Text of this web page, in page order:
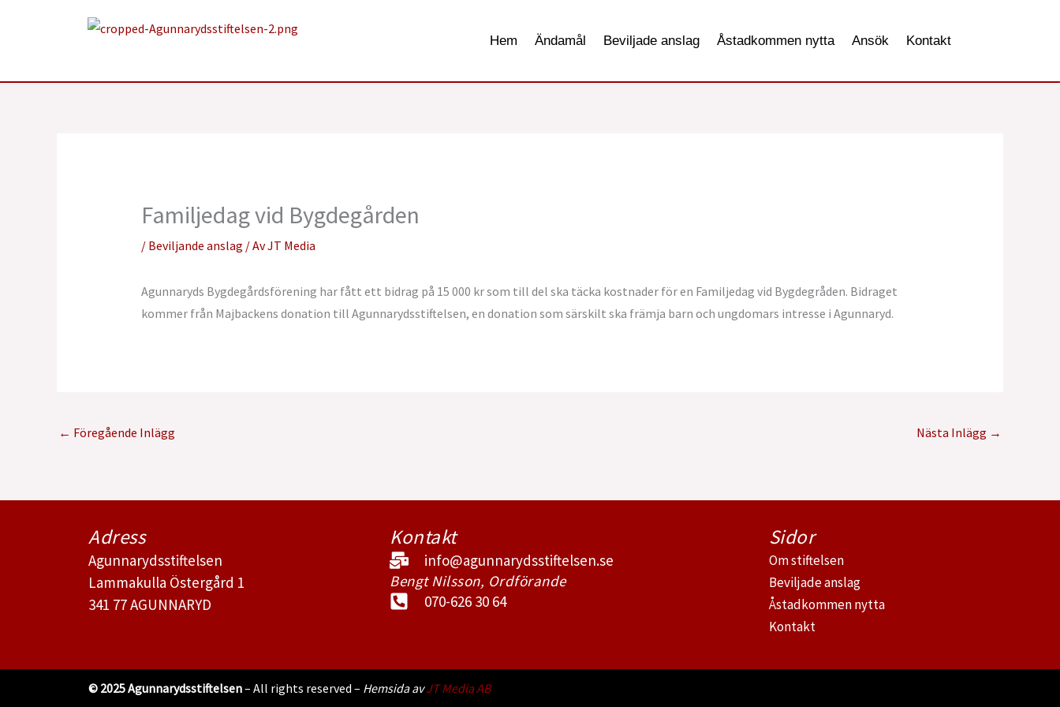
Hem Ändamål Beviljade anslag Åstadkommen nytta Ansök Kontakt
Familjedag vid Bygdegården
/ Beviljande anslag / AvJT Media
Agunnaryds Bygdegårdsförening har fått ett bidrag på 15 000 kr som till del ska täcka kostnader för en Familjedag vid Bygdegråden. Bidraget
kommer från Majbackens donation till Agunnarydsstiftelsen, en donation som särskilt ska främja barn och ungdomars intresse i Agunnaryd.
← Föregående Inlägg Nästa Inlägg →
Adress
Agunnarydsstiftelsen
Lammakulla Östergård 1
341 77 AGUNNARYD
Kontakt
info@agunnarydsstiftelsen.se
Bengt Nilsson, Ordförande
070-626 30 64
Sidor
Om stiftelsen
Beviljade anslag
Åstadkommen nytta
Kontakt
© 2025 Agunnarydsstiftelsen– All rights reserved – Hemsida avJT Media AB